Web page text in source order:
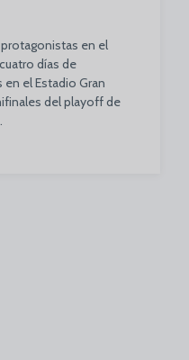
en el
días de
en el Estadio Gran
del playoff de